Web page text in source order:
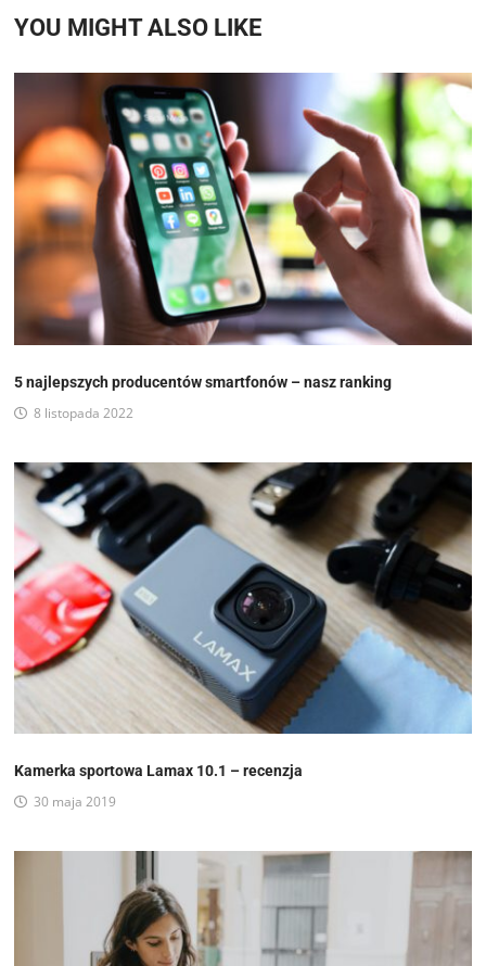
YOU MIGHT ALSO LIKE
5 najlepszych producentów smartfonów – nasz ranking
8 listopada 2022
Kamerka sportowa Lamax 10.1 – recenzja
30 maja 2019